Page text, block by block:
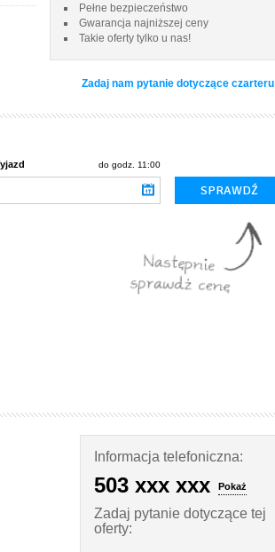
Pełne bezpieczeństwo
Gwarancja najniższej ceny
Takie oferty tylko u nas!
Zadaj nam pytanie dotyczące czarteru
do godz. 11:00
Informacja telefoniczna:
503 xxx xxx Pokaż
Zadaj pytanie dotyczące tej
oferty: